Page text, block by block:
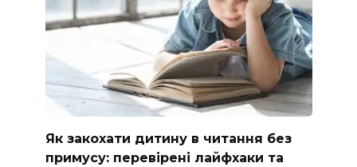
Як закохати дитину в читання без
примусу: перевірені лайфхаки та